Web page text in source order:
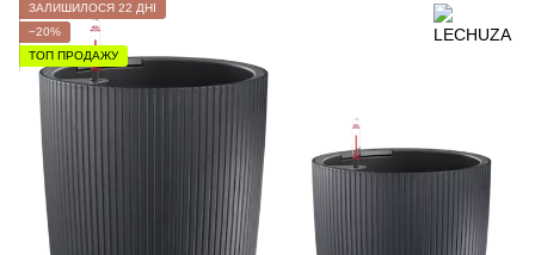
ЗАЛИШИЛОСЯ 22 ДНІ
−20%
ТОП ПРОДАЖУ